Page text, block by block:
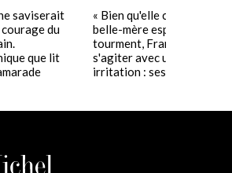
saviserait
du
que lit
« Bien qu'elle comprît que
belle-mère espérait ainsi
tourment, Françoise la
s'agiter avec une sourde
irritation : ses......